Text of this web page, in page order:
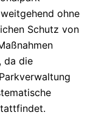
ohne
Schutz von
da die